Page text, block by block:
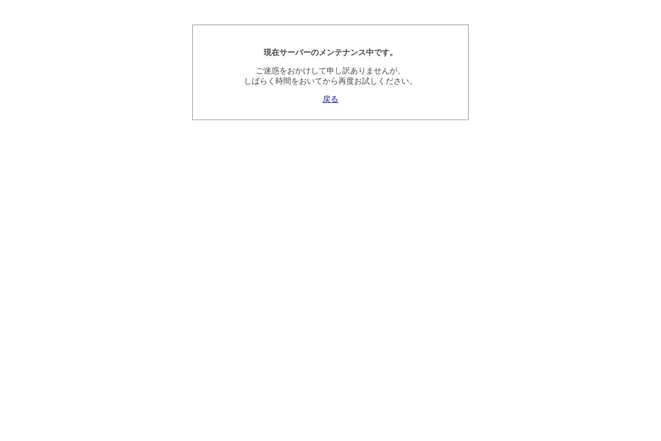
現在サーバーのメンテナンス中です。
ご迷惑をおかけして申し訳ありませんが、
しばらく時間をおいてから再度お試しください。
戻る